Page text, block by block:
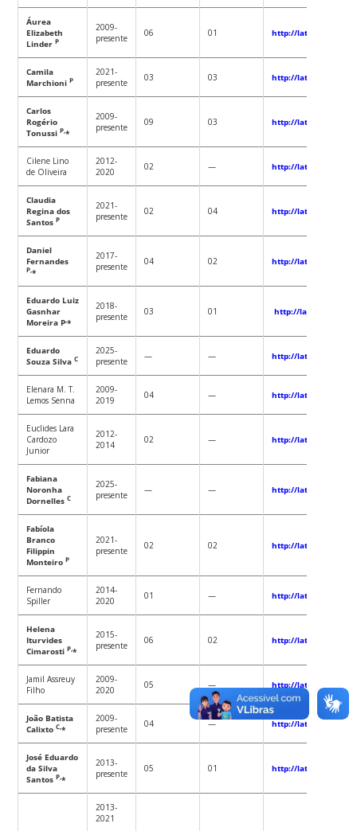
Áurea
Elizabeth
LinderP
2009-
presente
06 01 http://lattes.cnpq.br/
Camila
MarchioniP
2021-
presente
03 03 http://lattes.cnpq.br/
Carlos
Rogério
TonussiP,*
2009-
presente
09 03 http://lattes.cnpq.br/
Cilene Lino
de Oliveira
2012-
2020
02 — http://lattes.cnpq.br/
Claudia
Regina dos
SantosP
2021-
presente
02 04 http://lattes.cnpq.br/
Daniel
Fernandes
P,*
2017-
presente
04 02 http://lattes.cnpq.br/
Eduardo Luiz
Gasnhar
Moreira P,*
2018-
presente
03 01 http://
Eduardo
Souza SilvaC
2025-
presente
— — http://lattes.cnpq.br/
Elenara M. T.
Lemos Senna
2009-
2019
04 — http://lattes.cnpq.br/
Euclides Lara
Cardozo
Junior
2012-
2014
02 — http://lattes.cnpq.br/
Fabiana
Noronha
DornellesC
2025-
presente
— — http://lattes.cnpq.br/
Fabíola
Branco
Filippin
MonteiroP
2021-
presente
02 02 http://lattes.cnpq.br/
Fernando
Spiller
2014-
2020
01 — http://lattes.cnpq.br/
Helena
Iturvides
CimarostiP,*
2015-
presente
06 02 http://lattes.cnpq.br/
Jamil Assreuy
Filho
2009-
2020
05 — http://lattes.cnpq.br/
João Batista
CalixtoC,*
2009-
presente
04 — http://lattes.cnpq.br/
José Eduardo
da Silva
SantosP,*
2013-
presente
05 01 http://lattes.cnpq.br/
2013-
2021